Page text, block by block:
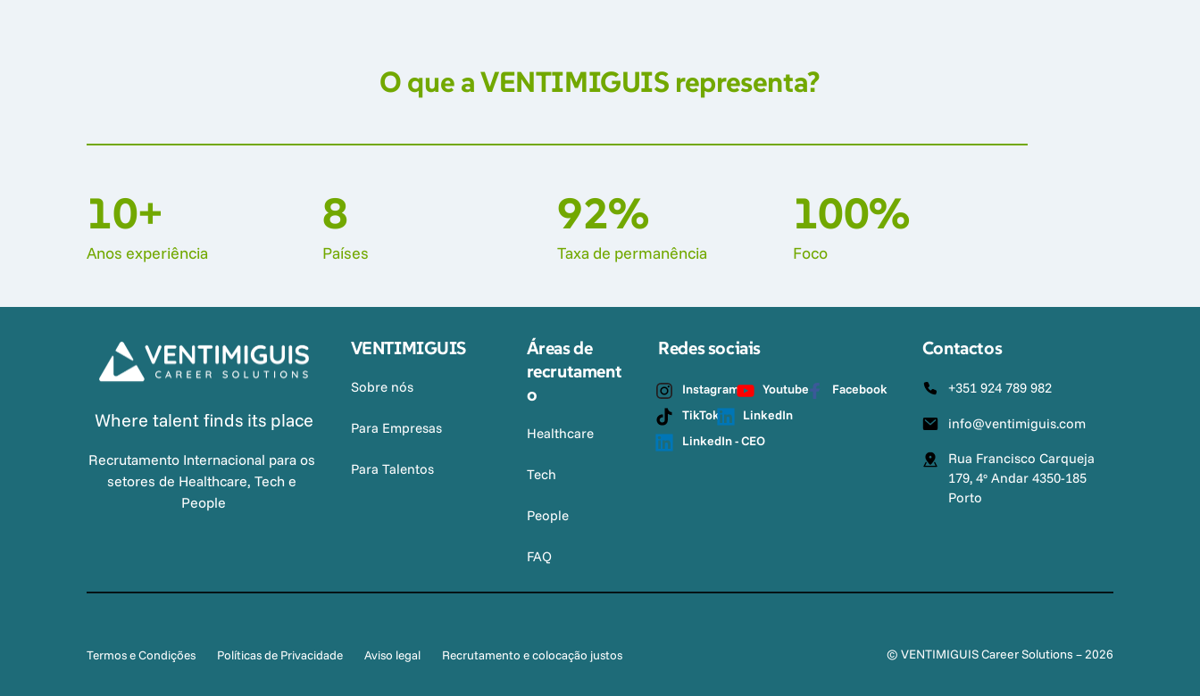
O que a VENTIMIGUIS representa?
10+
Anos experiência
8
Países
92%
Taxa de permanência
100%
Foco
Where talent finds its place
Recrutamento Internacional para os
setores de Healthcare, Tech e
People
VENTIMIGUIS
Sobre nós
Para Empresas
Para Talentos
Áreas de
recrutament
o
Healthcare
Tech
People
FAQ
Redes sociais
Instagram Youtube
Facebook
TikTok
LinkedIn
LinkedIn - CEO
Contactos
+351 924 789 982
info@ventimiguis.com
Rua Francisco Carqueja
179, 4º Andar 4350-185
Porto
Termos e Condições Políticas de Privacidade Aviso legal Recrutamento e colocação justos © VENTIMIGUIS Career Solutions – 2026